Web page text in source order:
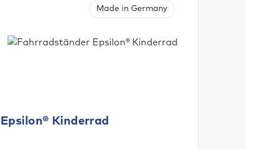
Made in Germany
Epsilon® Kinderrad